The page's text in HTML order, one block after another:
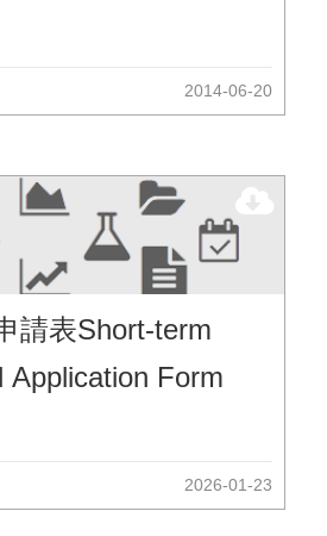
2014-06-20
請表Short-term
Application Form
2026-01-23